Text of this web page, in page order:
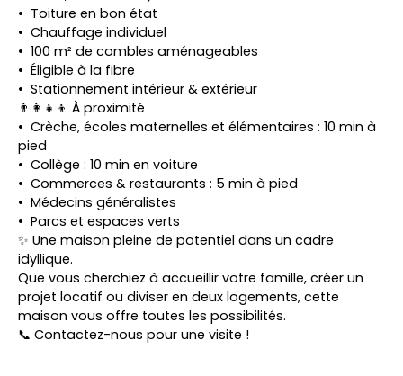
Toiture en bon état
Chauffage individuel
100 m² de combles aménageables
Éligible à la fibre
Stationnement intérieur & extérieur
👨‍👩‍👧‍👦 À proximité
Crèche, écoles maternelles et élémentaires : 10 min à
pied
Collège : 10 min en voiture
Commerces & restaurants : 5 min à pied
Médecins généralistes
Parcs et espaces verts
✨ Une maison pleine de potentiel dans un cadre
idyllique.
Que vous cherchiez à accueillir votre famille, créer un
projet locatif ou diviser en deux logements, cette
maison vous offre toutes les possibilités.
📞 Contactez-nous pour une visite !